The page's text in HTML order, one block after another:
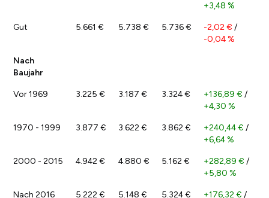
+3,48 %
Gut 5.661 € 5.738 € 5.736 € -2,02 € /
-0,04 %
Nach
Baujahr
Vor 1969 3.225 € 3.187 € 3.324 € +136,89 € /
+4,30 %
1970 - 1999 3.877 € 3.622 € 3.862 € +240,44 € /
+6,64 %
2000 - 2015 4.942 € 4.880 € 5.162 € +282,89 € /
+5,80 %
Nach 2016 5.222 € 5.148 € 5.324 € +176,32 € /